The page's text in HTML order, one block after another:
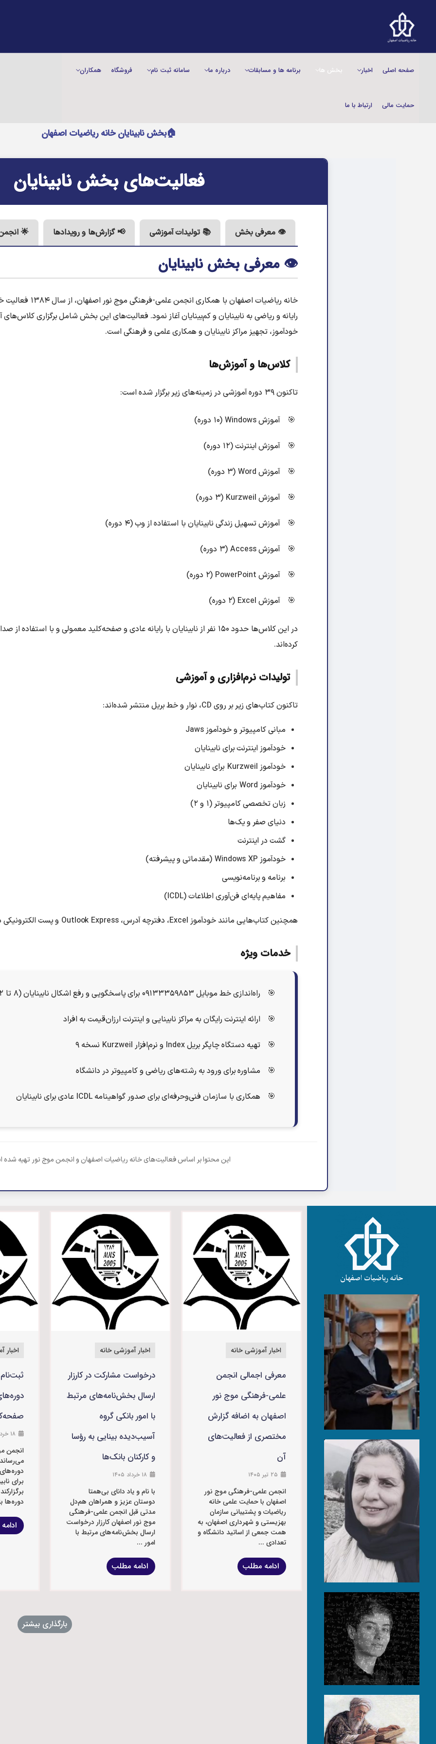
صفحه اصلی اخبار بخش‌ ها برنامه ها و مسابقات درباره ما سامانه ثبت نام فروشگاه همکاران
حمایت مالی ارتباط با ما
🏠بخش نابینایان خانه ریاضیات اصفهان
فعالیت‌های بخش نابینایان
👁️ معرفی بخش 📚 تولیدات آموزشی 📢 گزارش‌ها و رویدادها 🌟
👁️ معرفی بخش نابینایان
خانه ریاضیات اصفهان با
رایانه و ریاضی به نابینایان و کم‌بینایان آغاز نمود. فعالیت‌های این بخش شامل برگزاری
خودآموز، تجهیز مراکز نابینایان و همکاری علمی و فرهنگی است.
کلاس‌ها و آموزش‌ها
تاکنون ۳۹ دوره آموزشی در زمینه‌های زیر برگزار شده است:
آموزش Windows (۱۰ دوره)
آموزش اینترنت (۱۲ دوره)
آموزش Word (۳ دوره)
آموزش Kurzweil (۳ دوره)
آموزش تسهیل زندگی نابینایان با استفاده از وب (۴ دوره)
آموزش Access (۳ دوره)
آموزش PowerPoint (۲ دوره)
آموزش Excel (۲ دوره)
در این کلاس‌ها حدود ۱۵۰ نفر از نابینایان با رایانه عادی و صفحه‌کلید معمولی و با
کرده‌اند.
تولیدات نرم‌افزاری و آموزشی
تاکنون کتاب‌های زیر بر روی CD، نوار و خط بریل منتشر شده‌اند:
مبانی کامپیوتر و خودآموز Jaws
خودآموز اینترنت برای نابینایان
خودآموز Kurzweil برای نابینایان
خودآموز Word برای نابینایان
زبان تخصصی کامپیوتر (۱ و ۲)
دنیای صفر و یک‌ها
گشت در اینترنت
خودآموز Windows XP (مقدماتی و پیشرفته)
برنامه و برنامه‌نویسی
مفاهیم پایه‌ای فن‌آوری اطلاعات (ICDL)
همچنین کتاب‌هایی مانند خودآموز Excel، دفترچه آدرس، Outlook Express و پست الکترونیکی در دست تألیف هستند.
خدمات ویژه
راه‌اندازی خط موبایل ۰۹۱۳۳۳۵۹۸۵۳ برای پاسخگویی و رفع اشکال نابینایان (۸ تا ۲۲)
ارائه اینترنت رایگان به مراکز نابینایی و اینترنت ارزان‌قیمت به افراد
تهیه دستگاه چاپگر بریل Index و نرم‌افزار Kurzweil نسخه ۹
مشاوره برای ورود به رشته‌های ریاضی و کامپیوتر در دانشگاه
همکاری با سازمان فنی‌و‌حرفه‌ای برای صدور گواهینامه ICDL عادی برای نابینایان
این محتوا بر اساس فعالیت‌های خانه ریاضیات اصفهان و انجمن موج نور تهیه
اخبار آموزشی خانه
معرفی اجمالی انجمن
علمی-فرهنگی موج نور
اصفهان به اضافه گزارش
مختصری از فعالیت‌های
آن
انجمن علمي-فرهنگي موج نور
اصفهان با حمايت علمي خانه
رياضيات و پشتيباني سازمان
بهزيستي و شهرداري اصفهان، به
همت جمعی از اساتید دانشگاه و
تعدادی ...
ادامه مطلب
اخبار آموزشی خانه
درخواست مشارکت در کارزار
ارسال بخش‌نامه‌های مرتبط
با امور بانکی گروه
آسیب‌دیده بینایی به رؤسا
و کارکنان بانک‌ها
با نام و یاد دانای بی‌همتا
دوستان عزیز و همراهان هم‌دل
مدتی قبل انجمن علمی-فرهنگی
موج نور اصفهان کارزار درخواست
ارسال بخش‌نامه‌های مرتبط با
امور ...
ادامه مطلب
اخبار
انجمن
برای
دوره‌ها
بارگذاری بیشتر